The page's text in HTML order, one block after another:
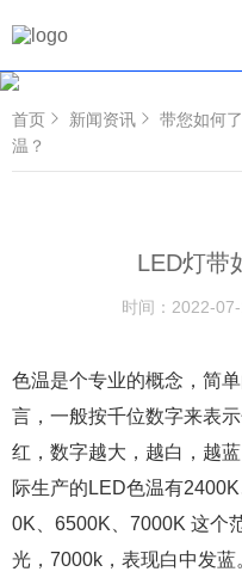
首页 新闻资讯 带您如何
温？
LED灯带
时间： 2022-07-
色温是个专业的概念，简
言，一般按千位数字来表
红，数字越大，越白，越
际生产的LED色温有
0K、6500K、7000K 这个
光，7000k，表现白中发蓝